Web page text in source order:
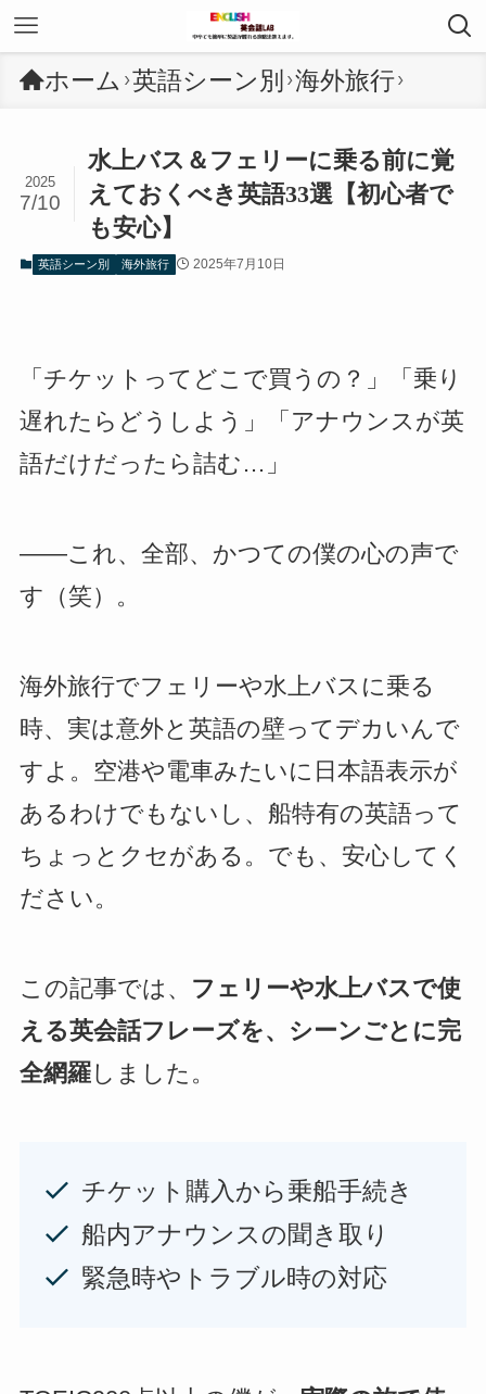
ホーム 英語シーン別 海外旅行
水上バス＆フェリーに乗る前に覚
えておくべき英語33選【初心者で
も安心】
2025
7/10
英語シーン別 海外旅行 2025年7月10日
「チケットってどこで買うの？」「乗り
遅れたらどうしよう」「アナウンスが英
語だけだったら詰む…」
――これ、全部、かつての僕の心の声で
す（笑）。
海外旅行でフェリーや水上バスに乗る
時、実は意外と英語の壁ってデカいんで
すよ。空港や電車みたいに日本語表示が
あるわけでもないし、船特有の英語って
ちょっとクセがある。でも、安心してく
ださい。
この記事では、 フェリーや水上バスで使
える英会話フレーズを、シーンごとに完
全網羅しました。
チケット購入から乗船手続き
船内アナウンスの聞き取り
緊急時やトラブル時の対応